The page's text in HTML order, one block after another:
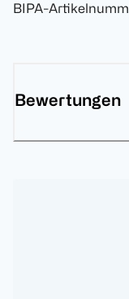
BIPA-
Bewertungen